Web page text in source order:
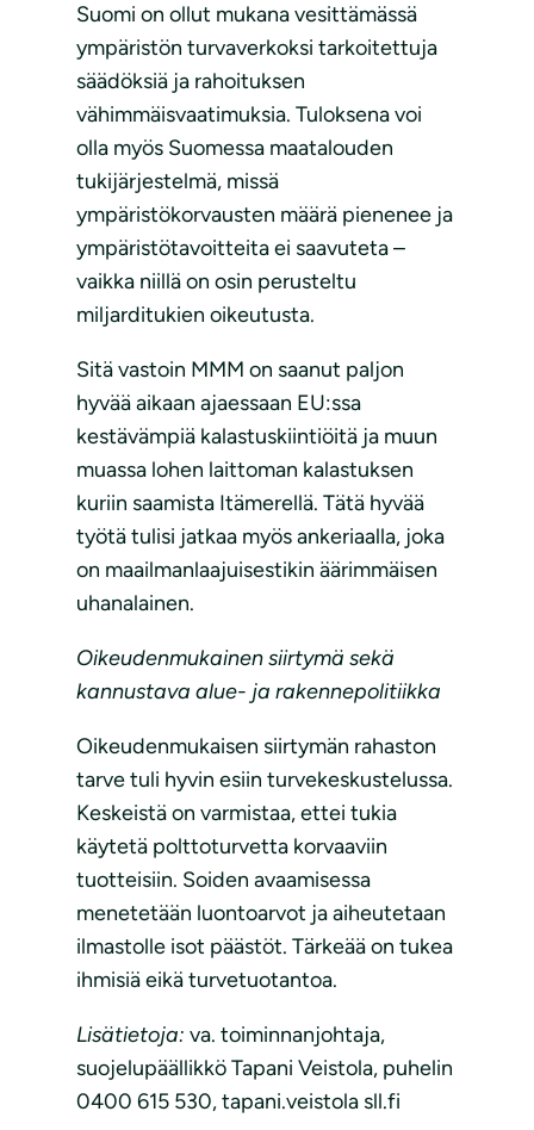
Suomi on ollut mukana vesittämässä
ympäristön turvaverkoksi tarkoitettuja
säädöksiä ja rahoituksen
vähimmäisvaatimuksia. Tuloksena voi
olla myös Suomessa maatalouden
tukijärjestelmä, missä
ympäristökorvausten määrä pienenee ja
ympäristötavoitteita ei saavuteta –
vaikka niillä on osin perusteltu
miljarditukien oikeutusta.
Sitä vastoin MMM on saanut paljon
hyvää aikaan ajaessaan EU:ssa
kestävämpiä kalastuskiintiöitä ja muun
muassa lohen laittoman kalastuksen
kuriin saamista Itämerellä. Tätä hyvää
työtä tulisi jatkaa myös ankeriaalla, joka
on maailmanlaajuisestikin äärimmäisen
uhanalainen.
Oikeudenmukainen siirtymä sekä
kannustava alue- ja rakennepolitiikka
Oikeudenmukaisen siirtymän rahaston
tarve tuli hyvin esiin turvekeskustelussa.
Keskeistä on varmistaa, ettei tukia
käytetä polttoturvetta korvaaviin
tuotteisiin. Soiden avaamisessa
menetetään luontoarvot ja aiheutetaan
ilmastolle isot päästöt. Tärkeää on tukea
ihmisiä eikä turvetuotantoa.
Lisätietoja: va. toiminnanjohtaja,
suojelupäällikkö Tapani Veistola, puhelin
0400 615 530, tapani.veistola sll.fi